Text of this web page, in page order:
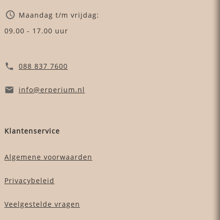
Maandag t/m vrijdag:
09.00 - 17.00 uur
088 837 7600
info@erperium.nl
Klantenservice
Algemene voorwaarden
Privacybeleid
Veelgestelde vragen